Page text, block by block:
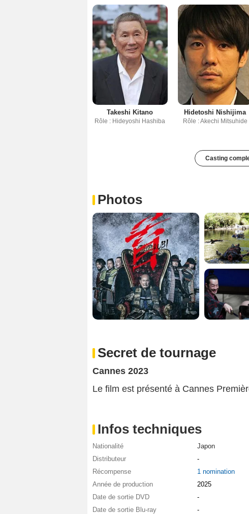
Takeshi Kitano
Rôle : Hideyoshi Hashiba
Hidetoshi Nishijima
Rôle : Akechi Mitsuhide
Casting
Photos
Secret de tournage
Cannes 2023
Le film est présenté à Cannes
Infos techniques
Nationalité
Japon
Distributeur
-
Récompense
1 nomination
Année de production
2025
Date de sortie DVD
-
Date de sortie Blu-ray
-